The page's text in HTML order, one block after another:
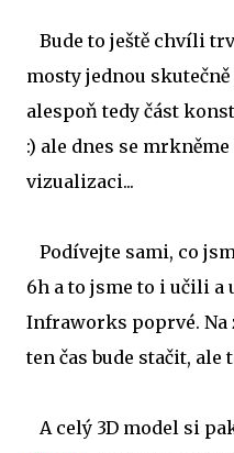
Bude to ještě chvíli
mosty jednou
alespoň tedy část
:) ale dnes se
vizualizaci...
Podívejte sami, co
6h a to jsme to i učili a
Infraworks poprvé. Na
ten čas bude stačit, ale
A celý 3D model si